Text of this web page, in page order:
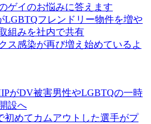
ゲイのお悩みに答えます
LGBTQフレンドリー物件を増や
組みを社内で共有
ス感染が再び増え始めているよ
がDV被害男性やLGBTQの一時
設へ
初めてカムアウトした選手がプ